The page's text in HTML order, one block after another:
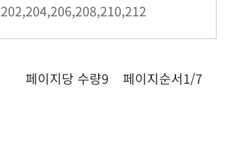
202,204,206,208,210,212
페이지당 수량9 페이지순서1/7